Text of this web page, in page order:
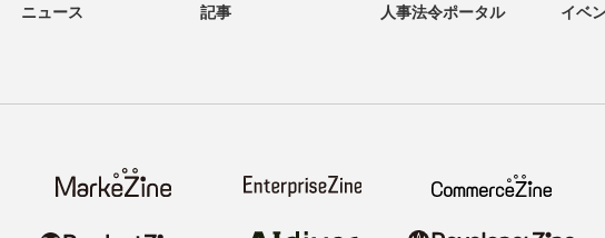
ニュース 記事 人事法令ポータル イベ